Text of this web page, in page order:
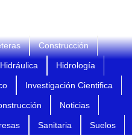
Construcción
Hidráulica Hidrología
Investigación Cientifica
Noticias
Sanitaria Suelos